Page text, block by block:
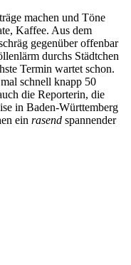
machen und Töne
Kaffee. Aus dem
gegenüber offenbar
durchs Städtchen
Termin wartet schon.
schnell knapp 50
die Reporterin, die
in Baden-Württemberg
ein rasend spannender